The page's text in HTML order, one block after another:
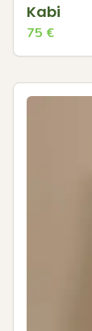
Kabi
75 €